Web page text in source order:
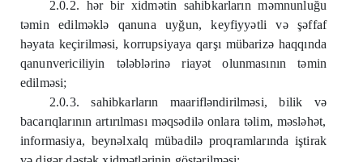
2.0.2. hər bir xidmətin sahibkarların məmnunluğu
təmin edilməklə qanuna uyğun, keyfiyyətli vəşəffaf
həyata keçirilməsi, korrupsiyaya qarşı mübarizəhaqqında
qanunvericiliyin tələblərinə riayət olunmasının təmin
edilməsi;
2.0.3. sahibkarların maarifləndirilməsi, bilik və
bacarıqlarının artırılması məqsədilə onlara təlim, məsləhət,
informasiya, beynəlxalq mübadilə proqramlarında iştirak